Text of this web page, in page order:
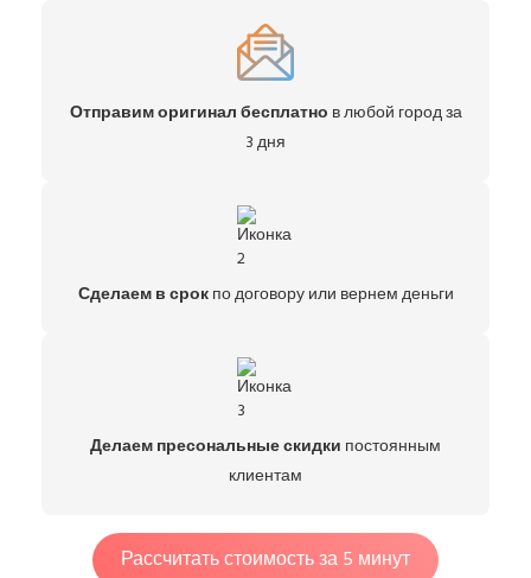
Отправим оригинал бесплатно в любой город за
3 дня
Сделаем в срокпо договору или вернем деньги
Делаем пресональные скидки постоянным
клиентам
Рассчитать стоимость за 5 минут